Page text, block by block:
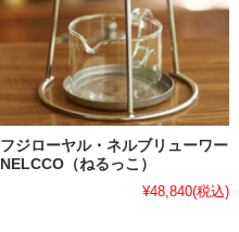
フジローヤル・ネルブリューワー
NELCCO（ねるっこ）
¥48,840(税込)